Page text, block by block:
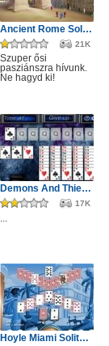
Ancient Rome Solitaire
21K
Szuper ősi
pasziánszra hívunk.
Ne hagyd ki!
Demons And Thieves Solitaire
17K
...
Hoyle Miami Solitaire